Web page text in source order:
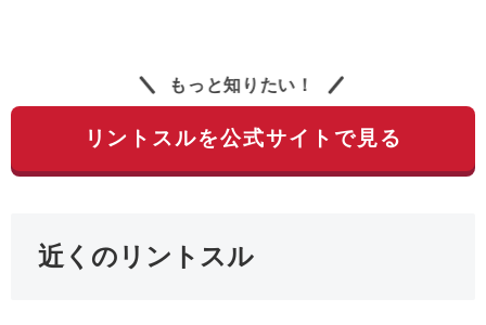
もっと知りたい！
リントスルを公式サイトで見る
近くのリントスル